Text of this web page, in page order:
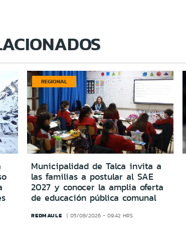
REGIONAL
Municipalidad de Talca invita a
las familias a postular al SAE
2027 y conocer la amplia oferta
de educación pública comunal
REDMAULE 05/08/2026 - 09:42 HRS